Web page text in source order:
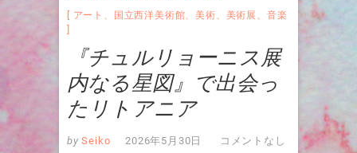
アート
国立西洋美術館 、美術 美術展 音楽
『チュルリョーニス展
内なる星図』で出会っ
たリトアニア
by Seiko 2026年5月30日 コメントなし